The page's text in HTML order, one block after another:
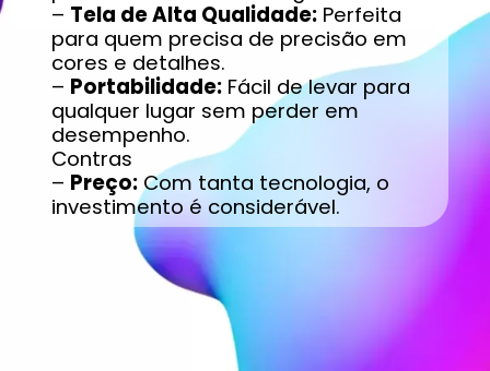
– Tela de Alta Qualidade:Perfeita
para quem precisa de precisão em
cores e detalhes.
– Portabilidade:Fácil de levar para
qualquer lugar sem perder em
desempenho.
Contras
– Preço:Com tanta tecnologia, o
investimento é considerável.